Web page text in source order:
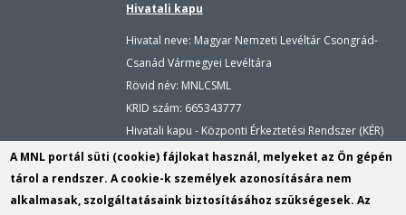
Hivatali kapu
Hivatal neve: Magyar Nemzeti Levéltár Csongrád-
Csanád Vármegyei Levéltára
Rövid név: MNLCSML
KRID szám: 665343777
Hivatali kapu - Központi Érkeztetési Rendszer (KÉR)
Hivatal neve: Magyar Nemzeti Levéltár
Rövid név: MNLCSML
KRID szám: 113809158
A MNL portál süti (cookie) fájlokat használ, melyeket az Ön gépén
tárol a rendszer. A cookie-k személyek azonosítására nem
alkalmasak, szolgáltatásaink biztosításához szükségesek. Az